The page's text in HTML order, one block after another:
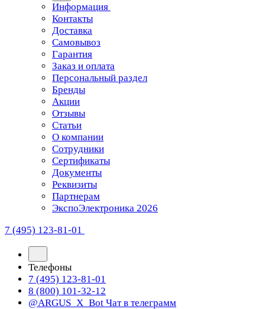
Информация
Контакты
Доставка
Самовывоз
Гарантия
Заказ и оплата
Персональный раздел
Бренды
Акции
Отзывы
Статьи
О компании
Сотрудники
Сертификаты
Документы
Реквизиты
Партнерам
ЭкспоЭлектроника 2026
7 (495) 123-81-01
Телефоны
7 (495) 123-81-01
8 (800) 101-32-12
@ARGUS_X_Bot Чат в телеграмм